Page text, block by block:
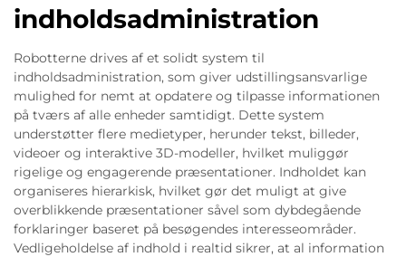
indholdsadministration
Robotterne drives af et solidt system til
indholdsadministration, som giver udstillingsansvarlige
mulighed for nemt at opdatere og tilpasse informationen
på tværs af alle enheder samtidigt. Dette system
understøtter flere medietyper, herunder tekst, billeder,
videoer og interaktive 3D-modeller, hvilket muliggør
rigelige og engagerende præsentationer. Indholdet kan
organiseres hierarkisk, hvilket gør det muligt at give
overblikkende præsentationer såvel som dybdegående
forklaringer baseret på besøgendes interesseområder.
Vedligeholdelse af indhold i realtid sikrer, at al information